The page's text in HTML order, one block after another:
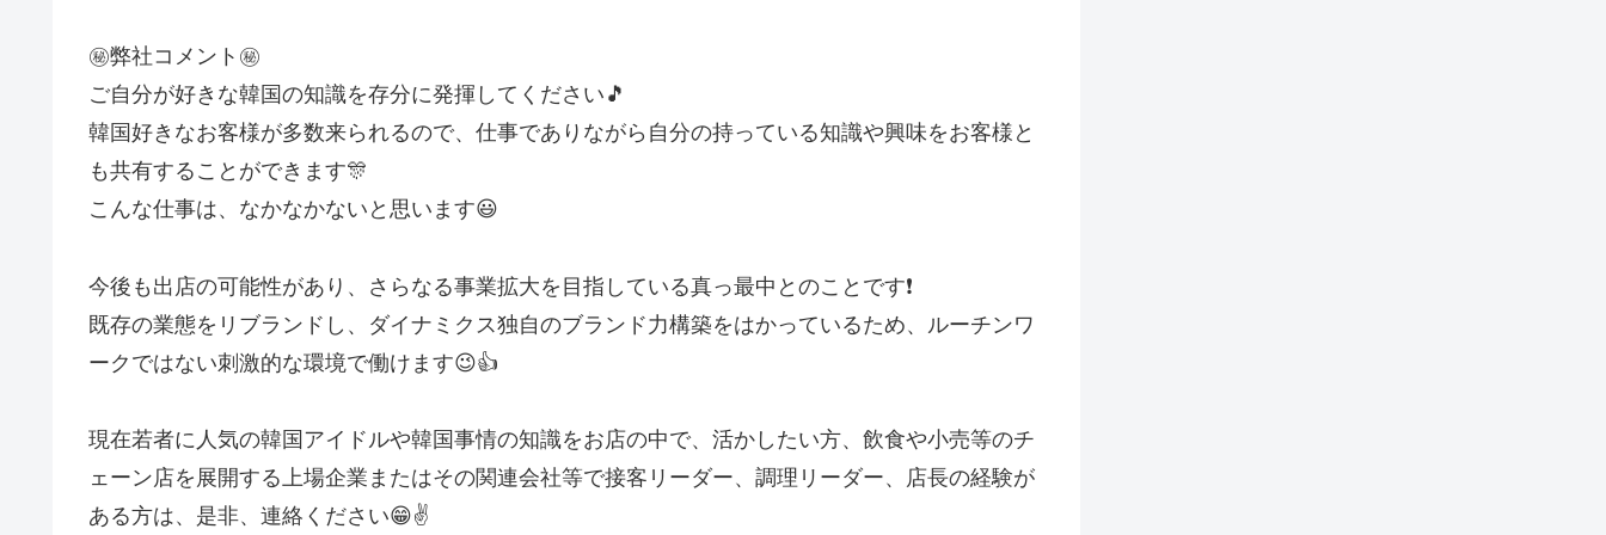
㊙️弊社コメント㊙️
ご自分が好きな韓国の知識を存分に発揮してください🎵
韓国好きなお客様が多数来られるので、仕事でありながら自分の持っている知識や興味をお客様と
も共有することができます🎊
こんな仕事は、なかなかないと思います😃
今後も出店の可能性があり、さらなる事業拡大を目指している真っ最中とのことです❗
既存の業態をリブランドし、ダイナミクス独自のブランド力構築をはかっているため、ルーチンワ
ークではない刺激的な環境で働けます😉👍
現在若者に人気の韓国アイドルや韓国事情の知識をお店の中で、活かしたい方、飲食や小売等のチ
ェーン店を展開する上場企業またはその関連会社等で接客リーダー、調理リーダー、店長の経験が
ある方は、是非、連絡ください😁✌